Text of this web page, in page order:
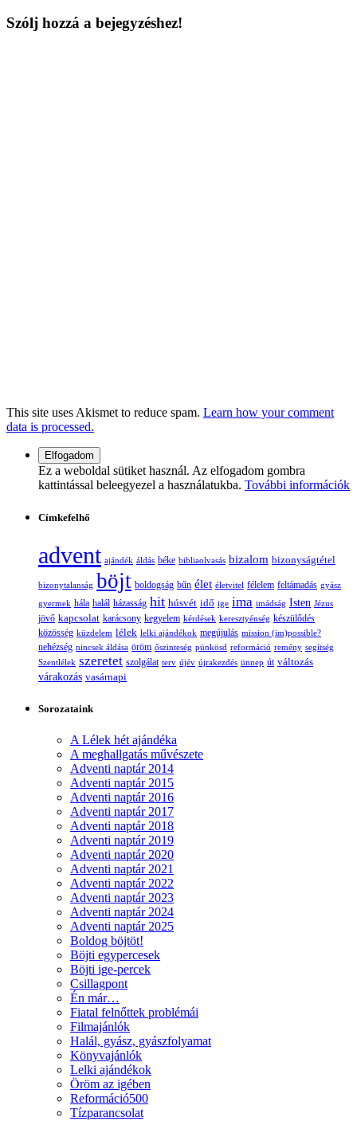
Szólj hozzá a bejegyzéshez!
This site uses Akismet to reduce spam. Learn how your comment
data is processed.
Ez a weboldal sütiket használ. Az elfogadom gombra
kattintással beleegyezel a használatukba. További információk
Címkefelhő
advent ajándék áldás béke bibliaolvasás bizalom bizonyságtétel
bizonytalanság böjt boldogság bűn élet életvitel félelem feltámadás gyász
gyermek hála halál házasság hit húsvét idő ige ima imádság Isten Jézus
jövő kapcsolat karácsony kegyelem kérdések keresztyénség készülődés
közösség küzdelem lélek lelki ajándékok megújulás mission (im)possible?
nehézség nincsek áldása öröm őszinteség pünkösd reformáció remény segítség
Szentlélek szeretet szolgálat terv újév újrakezdés ünnep út változás
várakozás vasárnapi
Sorozataink
A Lélek hét ajándéka
A meghallgatás művészete
Adventi naptár 2014
Adventi naptár 2015
Adventi naptár 2016
Adventi naptár 2017
Adventi naptár 2018
Adventi naptár 2019
Adventi naptár 2020
Adventi naptár 2021
Adventi naptár 2022
Adventi naptár 2023
Adventi naptár 2024
Adventi naptár 2025
Boldog böjtöt!
Böjti egypercesek
Böjti ige-percek
Csillagpont
Én már…
Fiatal felnőttek problémái
Filmajánlók
Halál, gyász, gyászfolyamat
Könyvajánlók
Lelki ajándékok
Öröm az igében
Reformáció500
Tízparancsolat